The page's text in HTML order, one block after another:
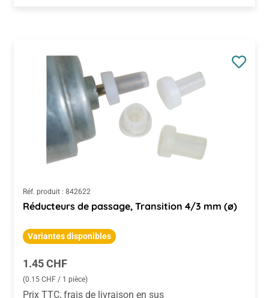
Réf. produit : 842622
Réducteurs de passage, Transition 4/3 mm (ø)
Variantes disponibles
Prix régulier :
1.45 CHF
(0.15 CHF / 1 pièce)
Prix TTC, frais de livraison en sus